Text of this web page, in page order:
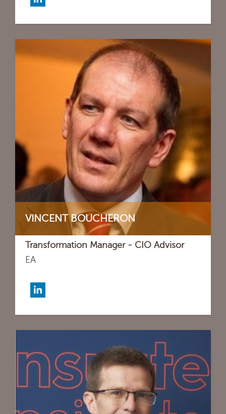
VINCENT BOUCHERON
Transformation Manager - CIO Advisor
EA